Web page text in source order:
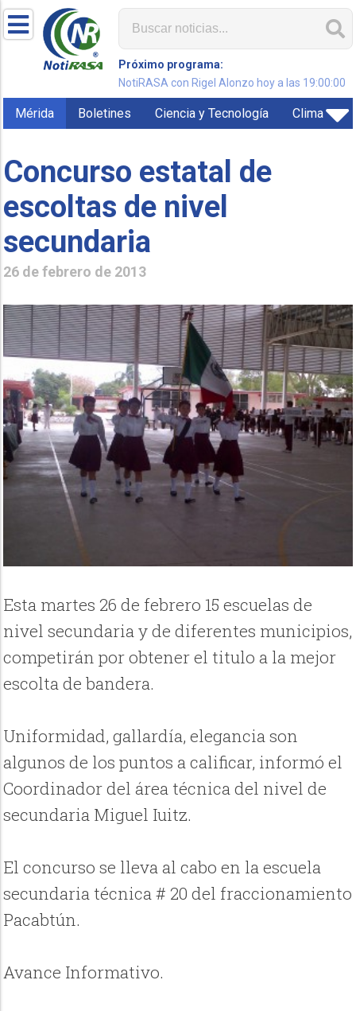
Próximo programa:
NotiRASA con Rigel Alonzo hoy a las 19:00:00
Mérida Boletines Ciencia y Tecnología Clima
Concurso estatal de
escoltas de nivel
26 de febrero de 2013
Esta martes 26 de febrero 15 escuelas de
nivel secundaria y de diferentes municipios,
competirán por obtener el titulo a la mejor
escolta de bandera.
Uniformidad, gallardía, elegancia son
algunos de los puntos a calificar, informó el
Coordinador del área técnica del nivel de
secundaria Miguel Iuitz.
El concurso se lleva al cabo en la escuela
secundaria técnica # 20 del fraccionamiento
Pacabtún.
Avance Informativo.